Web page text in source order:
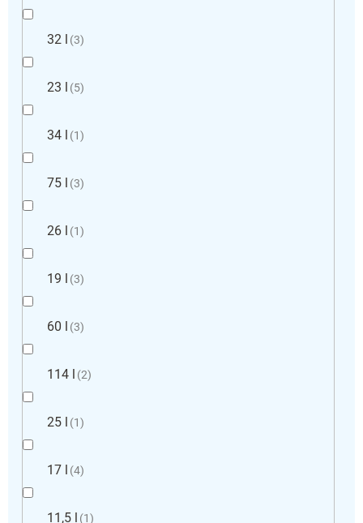
32 l 3
23 l 5
34 l 1
75 l 3
26 l 1
19 l 3
60 l 3
114 l 2
25 l 1
17 l 4
11,5 l 1